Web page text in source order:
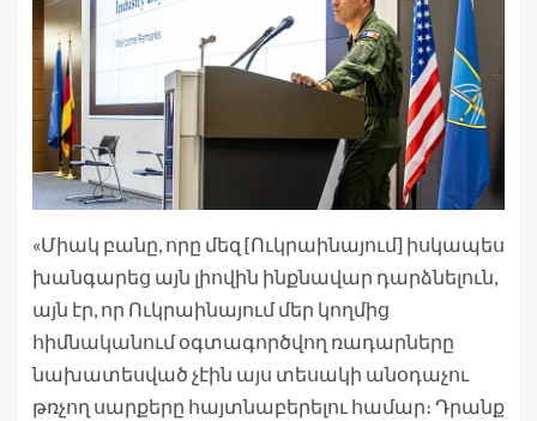
«Միակ բանը, որը մեզ [Ուկրաինայում] իսկապես
խանգարեց այն լիովին ինքնավար դարձնելուն,
այն էր, որ Ուկրաինայում մեր կողմից
հիմնականում օգտագործվող ռադարները
նախատեսված չէին այս տեսակի անօդաչու
թռչող սարքերը հայտնաբերելու համար։ Դրանք